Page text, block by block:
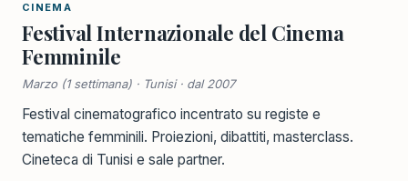
CINEMA
Festival Internazionale del Cinema
Femminile
Marzo (1 settimana) · Tunisi · dal 2007
Festival cinematografico incentrato su registe e
tematiche femminili. Proiezioni, dibattiti, masterclass.
Cineteca di Tunisi e sale partner.